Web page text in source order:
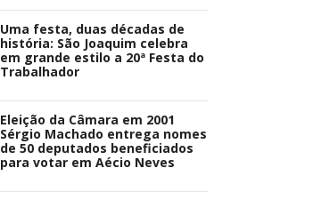
Uma festa, duas décadas de
história: São Joaquim celebra
em grande estilo a 20ª Festa do
Trabalhador
Eleição da Câmara em 2001
Sérgio Machado entrega nomes
de 50 deputados beneficiados
para votar em Aécio Neves